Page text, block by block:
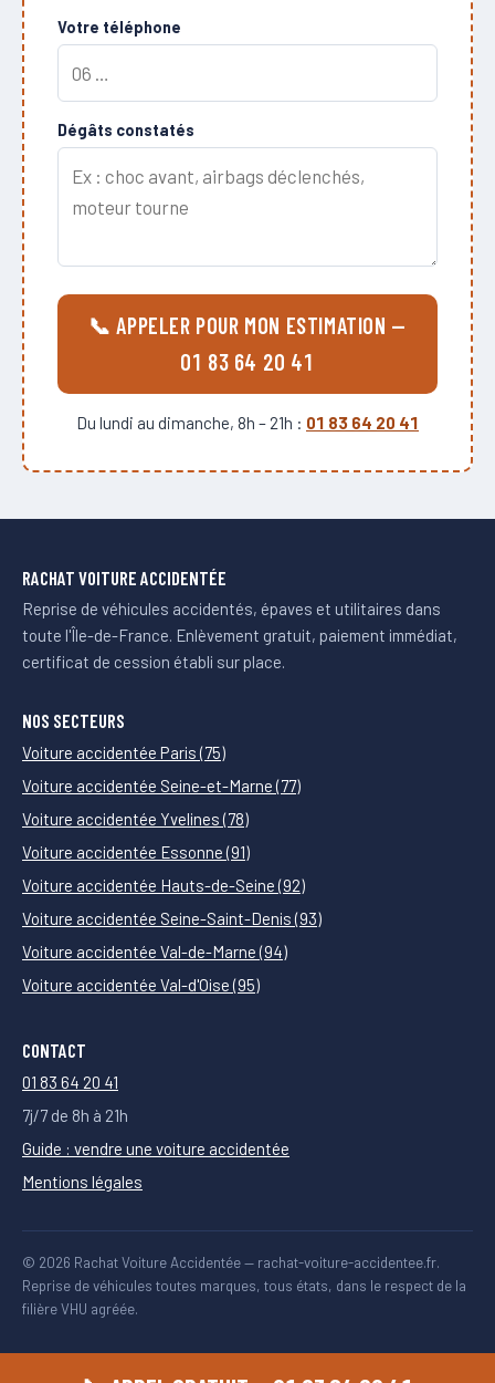
Votre téléphone
Dégâts constatés
📞 APPELER POUR MON ESTIMATION —
01 83 64 20 41
Du lundi au dimanche, 8h – 21h : 01 83 64 20 41
RACHAT VOITURE ACCIDENTÉE
Reprise de véhicules accidentés, épaves et utilitaires dans
toute l'Île-de-France. Enlèvement gratuit, paiement immédiat,
certificat de cession établi sur place.
NOS SECTEURS
Voiture accidentée Paris (75)
Voiture accidentée Seine-et-Marne (77)
Voiture accidentée Yvelines (78)
Voiture accidentée Essonne (91)
Voiture accidentée Hauts-de-Seine (92)
Voiture accidentée Seine-Saint-Denis (93)
Voiture accidentée Val-de-Marne (94)
Voiture accidentée Val-d'Oise (95)
CONTACT
01 83 64 20 41
7j/7 de 8h à 21h
Guide : vendre une voiture accidentée
Mentions légales
© 2026 Rachat Voiture Accidentée — rachat-voiture-accidentee.fr.
Reprise de véhicules toutes marques, tous états, dans le respect de la
filière VHU agréée.